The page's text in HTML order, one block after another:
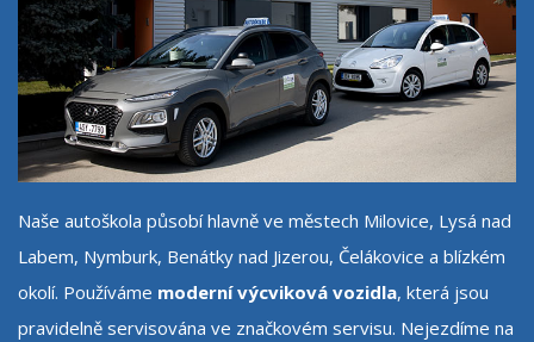
Naše autoškola působí hlavně ve městech Milovice, Lysá nad
Labem, Nymburk, Benátky nad Jizerou, Čelákovice a blízkém
okolí. Používáme moderní výcviková vozidla, která jsou
pravidelně servisována ve značkovém servisu. Nejezdíme na